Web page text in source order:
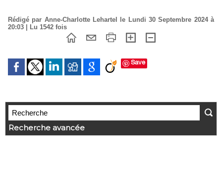
Rédigé par Anne-Charlotte Lehartel le Lundi 30 Septembre 2024 à
20:03 | Lu 1542 fois
Save
Recherche avancée